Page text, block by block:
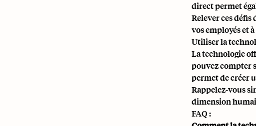
direct permet
Relever ces
vos employés et
Utiliser la
La technologie
pouvez compter
permet de créer
Rappelez-vous
dimension
FAQ :